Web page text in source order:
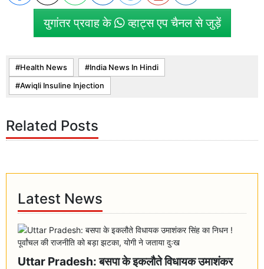
युगांतर प्रवाह के व्हाट्स एप चैनल से जुड़ें
Health News India News In Hindi
Awiqli Insuline Injection
Related Posts
Latest News
Uttar Pradesh: बसपा के इकलौते विधायक उमाशंकर